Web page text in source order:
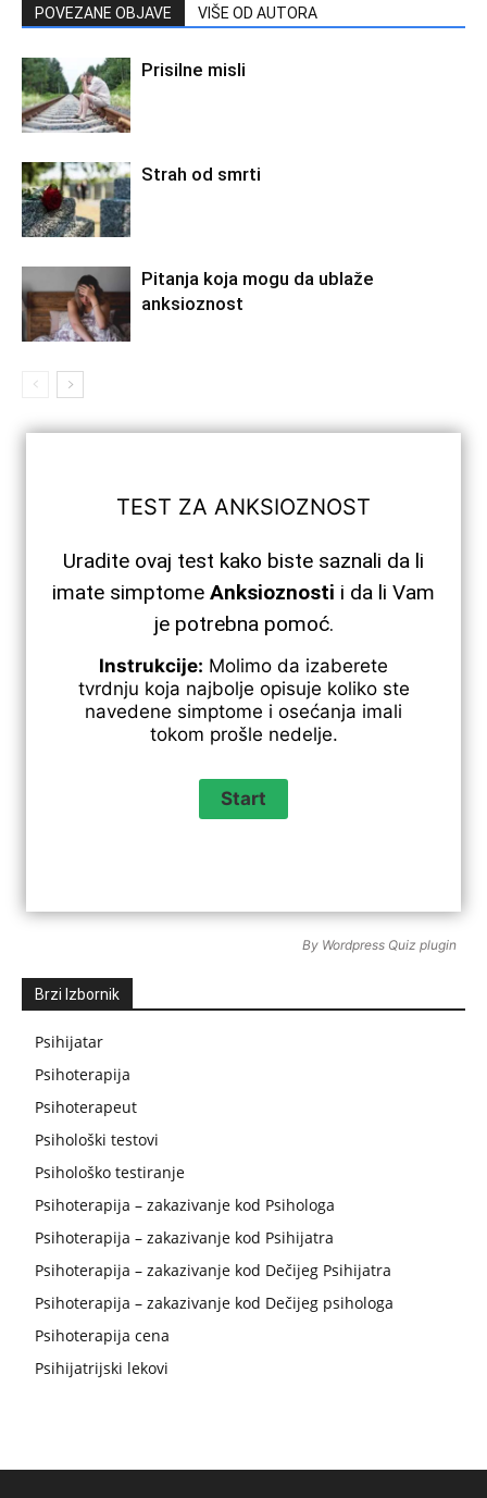
POVEZANE OBJAVE VIŠE OD AUTORA
Prisilne misli
Strah od smrti
Pitanja koja mogu da ublaže
anksioznost
TEST ZA ANKSIOZNOST
Uradite ovaj test kako biste saznali da li
imate simptome Anksioznosti i da li Vam
je potrebna pomoć.
Instrukcije: Molimo da izaberete
tvrdnju koja najbolje opisuje koliko ste
navedene simptome i osećanja imali
tokom prošle nedelje.
By Wordpress Quiz plugin
Brzi Izbornik
Psihijatar
Psihoterapija
Psihoterapeut
Psihološki testovi
Psihološko testiranje
Psihoterapija – zakazivanje kod Psihologa
Psihoterapija – zakazivanje kod Psihijatra
Psihoterapija – zakazivanje kod Dečijeg Psihijatra
Psihoterapija – zakazivanje kod Dečijeg psihologa
Psihoterapija cena
Psihijatrijski lekovi